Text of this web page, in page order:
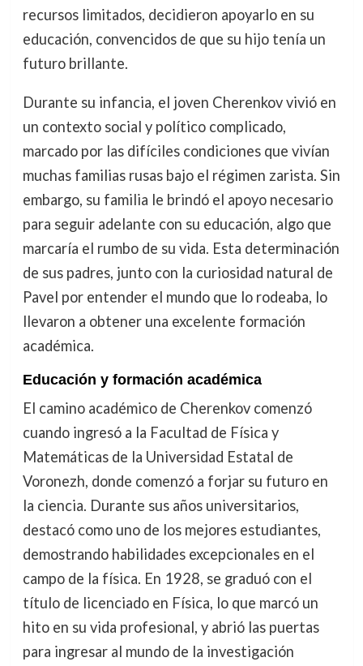
recursos limitados, decidieron apoyarlo en su
educación, convencidos de que su hijo tenía un
futuro brillante.
Durante su infancia, el joven Cherenkov vivió en
un contexto social y político complicado,
marcado por las difíciles condiciones que vivían
muchas familias rusas bajo el régimen zarista. Sin
embargo, su familia le brindó el apoyo necesario
para seguir adelante con su educación, algo que
marcaría el rumbo de su vida. Esta determinación
de sus padres, junto con la curiosidad natural de
Pavel por entender el mundo que lo rodeaba, lo
llevaron a obtener una excelente formación
académica.
Educación y formación académica
El camino académico de Cherenkov comenzó
cuando ingresó a la Facultad de Física y
Matemáticas de la Universidad Estatal de
Voronezh, donde comenzó a forjar su futuro en
la ciencia. Durante sus años universitarios,
destacó como uno de los mejores estudiantes,
demostrando habilidades excepcionales en el
campo de la física. En 1928, se graduó con el
título de licenciado en Física, lo que marcó un
hito en su vida profesional, y abrió las puertas
para ingresar al mundo de la investigación